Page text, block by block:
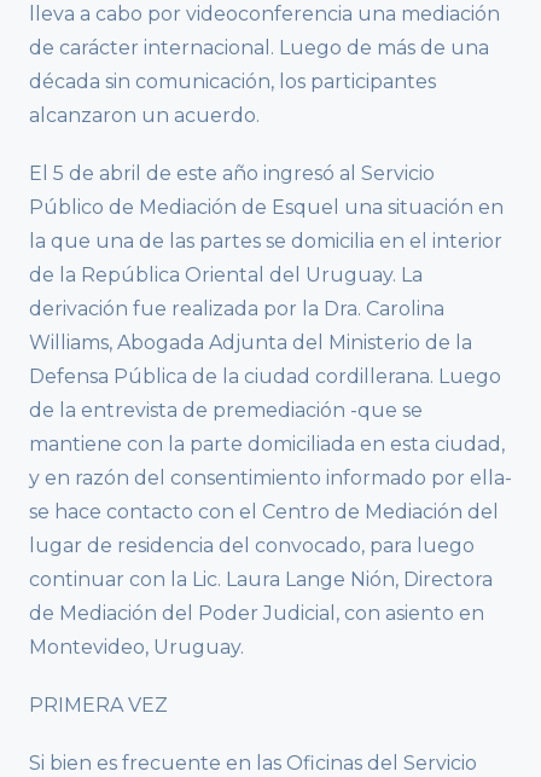
lleva a cabo por videoconferencia una mediación
de carácter internacional. Luego de más de una
década sin comunicación, los participantes
alcanzaron un acuerdo.
El 5 de abril de este año ingresó al Servicio
Público de Mediación de Esquel una situación en
la que una de las partes se domicilia en el interior
de la República Oriental del Uruguay. La
derivación fue realizada por la Dra. Carolina
Williams, Abogada Adjunta del Ministerio de la
Defensa Pública de la ciudad cordillerana. Luego
de la entrevista de premediación -que se
mantiene con la parte domiciliada en esta ciudad,
y en razón del consentimiento informado por ella-
se hace contacto con el Centro de Mediación del
lugar de residencia del convocado, para luego
continuar con la Lic. Laura Lange Nión, Directora
de Mediación del Poder Judicial, con asiento en
Montevideo, Uruguay.
PRIMERA VEZ
Si bien es frecuente en las Oficinas del Servicio